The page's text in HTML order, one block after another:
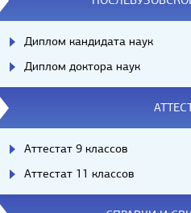
Диплом кандидата наук
Диплом доктора наук
Аттестат 9 классов
Аттестат 11 классов